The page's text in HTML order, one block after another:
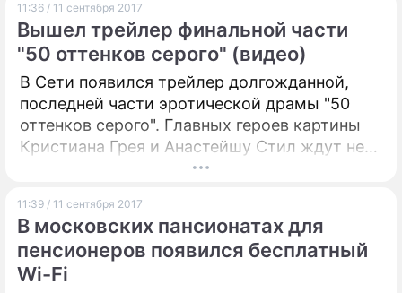
пройти прослушивания на шоу "Голос".
11:36 / 11 сентября 2017
Вышел трейлер финальной части
"50 оттенков серого" (видео)
В Сети появился трейлер долгожданной,
последней части эротической драмы "50
оттенков серого". Главных героев картины
Кристиана Грея и Анастейшу Стил ждут не
только садомазохистские удовольствия, но
11:39 / 11 сентября 2017
В московских пансионатах для
пенсионеров появился бесплатный
Wi-Fi